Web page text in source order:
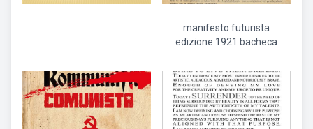
manifesto futurista
edizione 1921 bacheca